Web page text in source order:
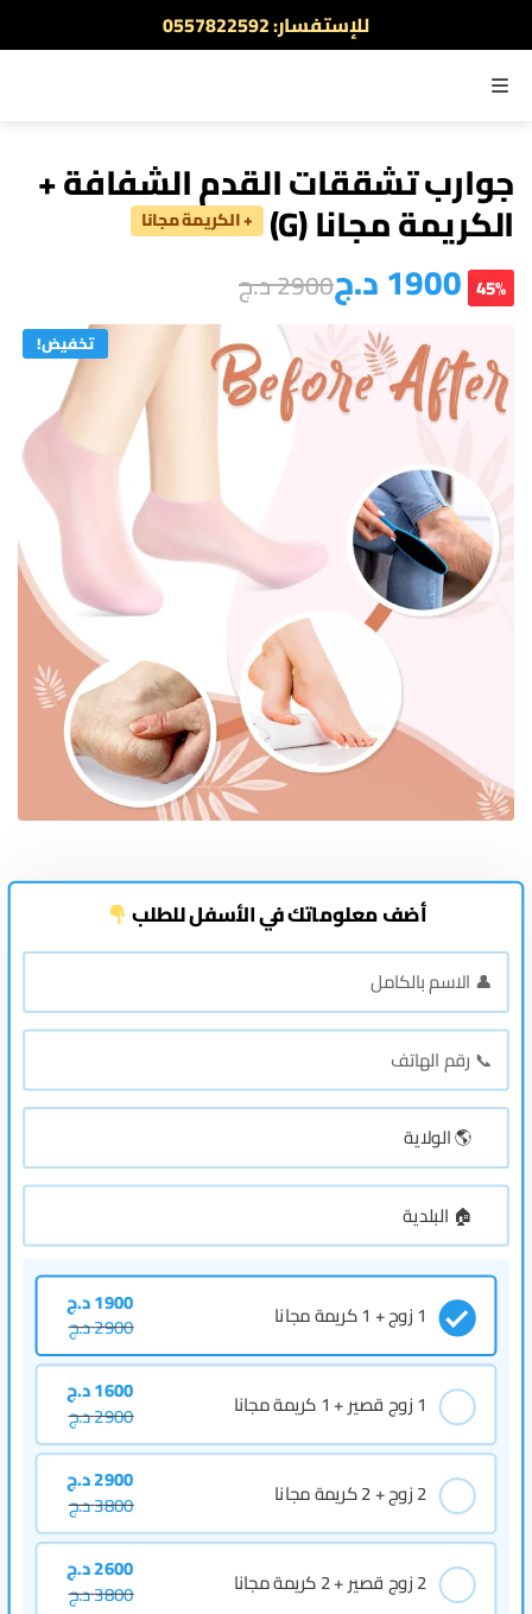
للإستفسار: 0557822592
القائمة
جوارب تشققات القدم الشفافة +
الكريمة مجانا (G) + الكريمة مجانا
1900د.ج2900د.ج 45%
تخفيض!
أضف معلوماتك في الأسفل للطلب
1 زوج + 1 كريمة مجانا 1900د.ج
2900د.ج
1 زوج قصير + 1 كريمة مجانا 1600د.ج
2900د.ج
2 زوج + 2 كريمة مجانا 2900د.ج
3800د.ج
2 زوج قصير + 2 كريمة مجانا 2600د.ج
3800د.ج